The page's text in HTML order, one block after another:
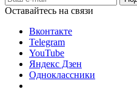
Оставайтесь на связи
Вконтакте
Telegram
YouTube
Яндекс Дзен
Одноклассники